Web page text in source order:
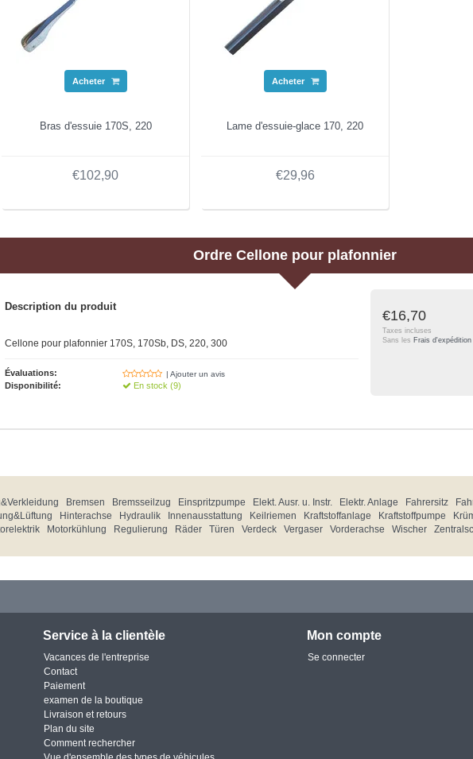
Acheter
Bras d'essuie 170S, 220
€102,90
Acheter
Lame d'essuie-glace 170, 220
€29,96
Ordre Cellone pour plafonnier
Description du produit
Cellone pour plafonnier 170S, 170Sb, DS, 220, 300
Évaluations: | Ajouter un avis
Disponibilité: En stock (9)
€16,70
Taxes incluses
Sans les Frais d'expédition
Bremsen Bremsseilzug Einspritzpumpe Elekt. Ausr. u. Instr. Elektr. Anlage Fahrersitz
Hinterachse Hydraulik Innenausstattung Keilriemen Kraftstoffanlage Kraftstoffpumpe
Motorkühlung Regulierung Räder Türen Verdeck Vergaser Vorderachse Wischer
Service à la clientèle
Vacances de l'entreprise
Contact
Paiement
examen de la boutique
Livraison et retours
Plan du site
Comment rechercher
Mon compte
Se connecter